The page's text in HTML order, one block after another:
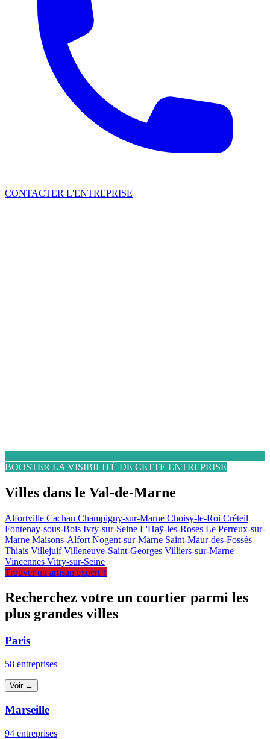
CONTACTER L'ENTREPRISE
BOOSTER LA VISIBILITÉ DE CETTE ENTREPRISE
Villes dans le Val-de-Marne
Alfortville Cachan Champigny-sur-Marne Choisy-le-Roi Créteil
Fontenay-sous-Bois Ivry-sur-Seine L'Haÿ-les-Roses Le Perreux-sur-
Marne Maisons-Alfort Nogent-sur-Marne Saint-Maur-des-Fossés
Thiais VillejuifVilleneuve-Saint-Georges Villiers-sur-Marne
Vincennes Vitry-sur-Seine
Trouver un artisan expert ↑
Recherchez votre un courtier parmi les
plus grandes villes
Paris
58 entreprises
Voir →
Marseille
94 entreprises